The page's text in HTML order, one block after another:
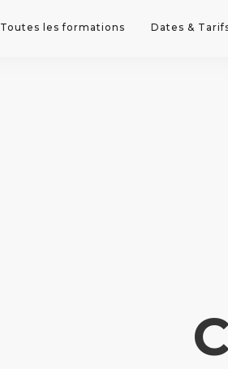
Toutes les formations Dates &